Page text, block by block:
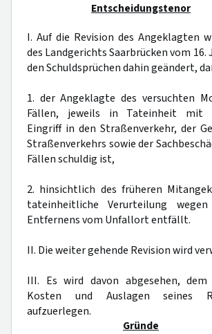
Entscheidungstenor
I. Auf die Revision des Angeklagten
des Landgerichts Saarbrücken vom 16.
den Schuldsprüchen dahin geändert,
1. der Angeklagte des versuchten
Fällen, jeweils in Tateinheit mit
Eingriff in den Straßenverkehr, der
Straßenverkehrs sowie der
Fällen schuldig ist,
2. hinsichtlich des früheren
tateinheitliche Verurteilung
Entfernens vom Unfallort entfällt.
II. Die weiter gehende Revision wird
III. Es wird davon abgesehen, dem
Kosten und Auslagen seines
aufzuerlegen.
Gründe